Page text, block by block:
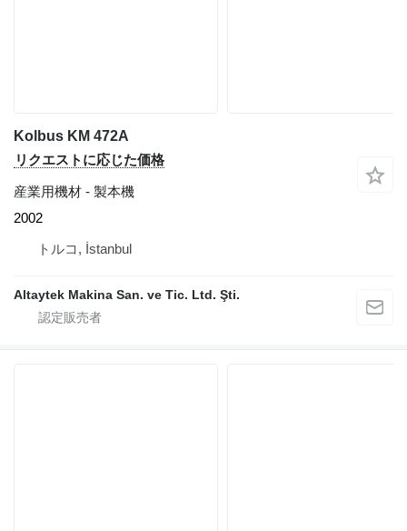
Kolbus KM 472A
リクエストに応じた価格
産業用機材 - 製本機
2002
トルコ, İstanbul
Altaytek Makina San. ve Tic. Ltd. Şti.